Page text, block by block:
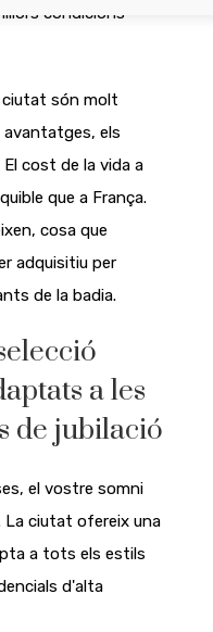
condicions
ciutat són molt
els
cost de la vida a
que a França.
cosa que
adquisitiu per
de la badia.
a les
de jubilació
el vostre somni
ciutat ofereix una
a tots els estils
d'alta